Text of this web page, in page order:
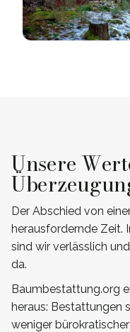
Unsere
Der Abschied von
herausfordernde Zeit.
sind wir verlässlich
da.
Baumbestattung.org
heraus: Bestattungen
weniger